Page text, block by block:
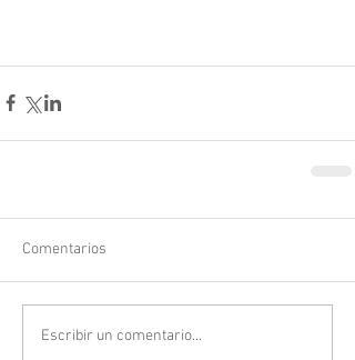
Comentarios
Escribir un comentario...